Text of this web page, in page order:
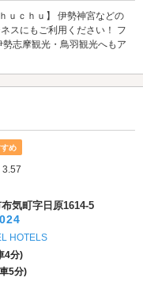
ｕｃｈｕ】 伊勢神宮などの
スにもご利用ください！ フ
志摩観光・鳥羽観光へもア
め
5つ星のうち3.5
3.57
気町字日原1614-5
HOTELS
4分)
5分)